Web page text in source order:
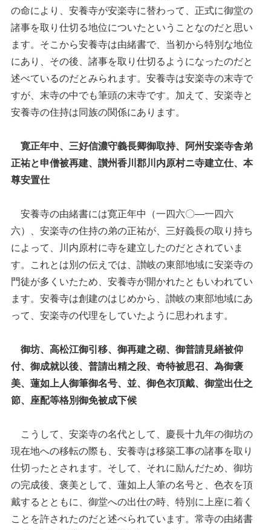
の命により、安養寺が安楽寺に替わって、正式に御堂の
諸事を取り仕切る地位についたということなのだと思い
ます。そこから安養寺は由緒書で、当初から特別な地位
にあり、その後、諸事を取り仕切るようになったのだと
述べているのだとみられます。安養寺は安楽寺の末寺で
すが、末寺の中でも筆頭の末寺です。加えて、安楽寺と
安養寺の住持は同族の関係にあります。
寛正年中、三好信濃守義長卿御取持、阿州安楽寺舎弟
正祐と申僧被再建、讃州香川郡川内原村ニ寺建立仕、本
尊安置仕
安養寺の由緒書には寛正年中（一四六〇―一四六
六）、安楽寺の住持の弟の正祐が、三好義長の取り持ち
によって、川内原村に寺を建立したのだとされていま
す。これとは別の伝えでは、讃岐の東部地域に安楽寺の
門徒が多くいたため、安養寺が開かれたともいわれてい
ます。安養寺は創建のはじめから、讃岐の東部地域にあ
って、安楽寺の代理をしていたように思われます。
御坊、高松江御引移、御再建之砌、御普請見繕被仰
付、御成就以後、普請出精之段、奇特被思召、為御褒
美、蓮如上人御筆御名号、並、御色衣頂戴、御堂出仕之
節、座配等格別御免被成下候
こうして、安楽寺の名代として、慶長十九年の御坊の
現在地への移転の際も、安養寺は移築工事の諸事を取り
仕切ったとされます。そして、それに励んだため、御坊
の完成後、褒美として、蓮如上人筆の名号と、色衣を頂
戴するとともに、御堂への出仕の時、特別に上座に着く
ことを許されたのだと述べられています。常寺の由緒書